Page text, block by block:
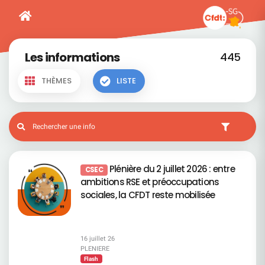
Les informations 445
THÈMES LISTE
CSEC Plénière du 2 juillet 2026 : entre
ambitions RSE et préoccupations
sociales, la CFDT reste mobilisée
16 juillet 26
PLENIERE
Flash